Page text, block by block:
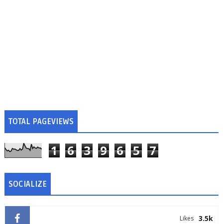
TOTAL PAGEVIEWS
1 6 3 9 6 5 7
SOCIALIZE
3.5k
Likes